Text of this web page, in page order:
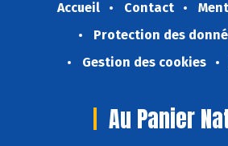
Accueil Contact
Protection des
Gestion des cookies
Au Panier